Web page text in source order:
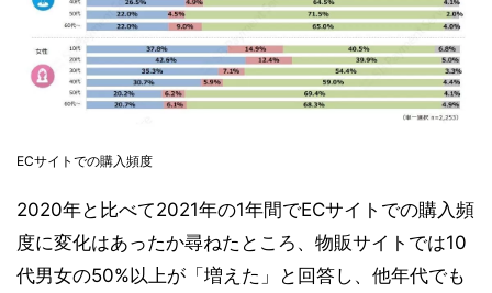
ECサイトでの購入頻度
2020年と比べて2021年の1年間でECサイトでの購入頻
度に変化はあったか尋ねたところ、物販サイトでは10
代男女の50%以上が「増えた」と回答し、他年代でも